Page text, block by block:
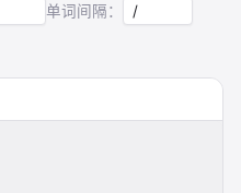
单词间隔：